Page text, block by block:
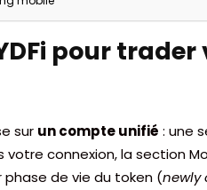
pour trader
sur un compte unifié : une
votre connexion, la section
phase de vie du token (newly